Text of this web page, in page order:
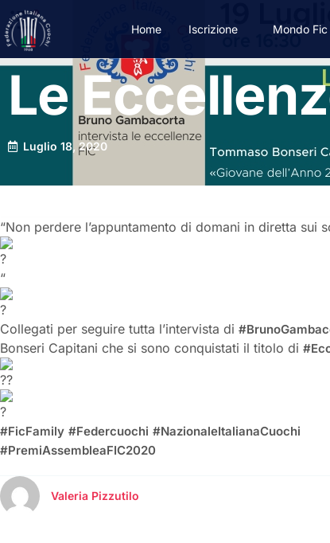
Home Iscrizione Mondo Fic
Le
Luglio 18, 2020
“Non perdere l’appuntamento di domani in diretta sui
“
Collegati per seguire tutta l’intervista di
Bonseri Capitani che si sono conquistati il titolo di
#FicFamily #Federcuochi #NazionaleItalianaCuochi
#PremiAssembleaFIC2020
Valeria Pizzutilo